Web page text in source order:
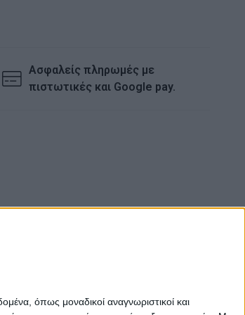
όπως μοναδικοί αναγνωριστικοί και
Ασφαλείς πληρωμές με
πιστωτικές και Google pay.